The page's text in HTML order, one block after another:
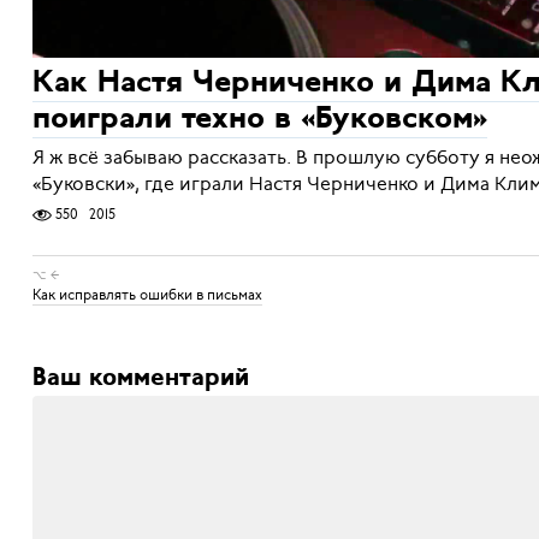
Как Настя Черниченко и Дима
поиграли техно в «Буковском»
Я ж всё забываю рассказать. В прошлую субботу я
«Буковски», где играли Настя Черниченко и Дима
550 2015
⌥ ←
Как исправлять ошибки в письмах
Ваш комментарий